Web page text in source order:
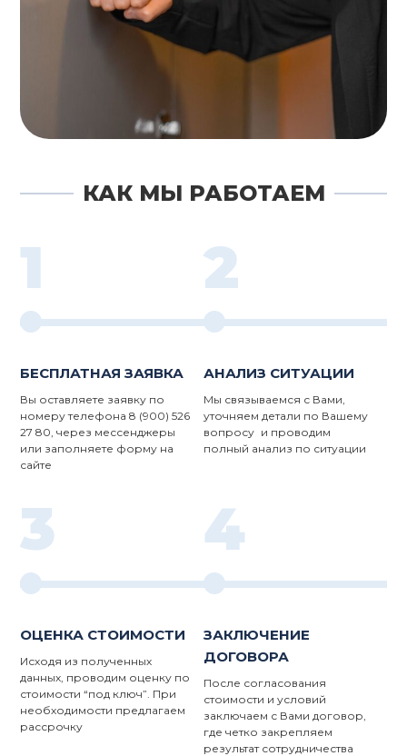
КАК МЫ РАБОТАЕМ
1
БЕСПЛАТНАЯ ЗАЯВКА
Вы оставляете заявку по
номеру телефона 8 (900) 526
27 80, через мессенджеры
или заполняете форму на
сайте
2
АНАЛИЗ СИТУАЦИИ
Мы связываемся с Вами,
уточняем детали по Вашему
вопросу и проводим
полный анализ по ситуации
3
ОЦЕНКА СТОИМОСТИ
Исходя из полученных
данных, проводим оценку по
стоимости “под ключ”. При
необходимости предлагаем
рассрочку
4
ЗАКЛЮЧЕНИЕ
ДОГОВОРА
После согласования
стоимости и условий
заключаем с Вами договор,
где четко закрепляем
результат сотрудничества